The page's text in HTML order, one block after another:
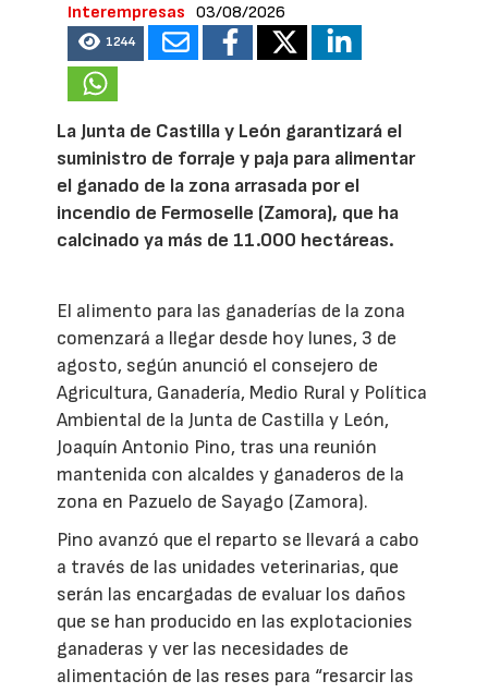
Interempresas
03/08/2026
1244
La Junta de Castilla y León garantizará el
suministro de forraje y paja para alimentar
el ganado de la zona arrasada por el
incendio de Fermoselle (Zamora), que ha
calcinado ya más de 11.000 hectáreas.
El alimento para las ganaderías de la zona
comenzará a llegar desde hoy lunes, 3 de
agosto, según anunció el consejero de
Agricultura, Ganadería, Medio Rural y Política
Ambiental de la Junta de Castilla y León,
Joaquín Antonio Pino, tras una reunión
mantenida con alcaldes y ganaderos de la
zona en Pazuelo de Sayago (Zamora).
Pino avanzó que el reparto se llevará a cabo
a través de las unidades veterinarias, que
serán las encargadas de evaluar los daños
que se han producido en las explotacionies
ganaderas y ver las necesidades de
alimentación de las reses para “resarcir las